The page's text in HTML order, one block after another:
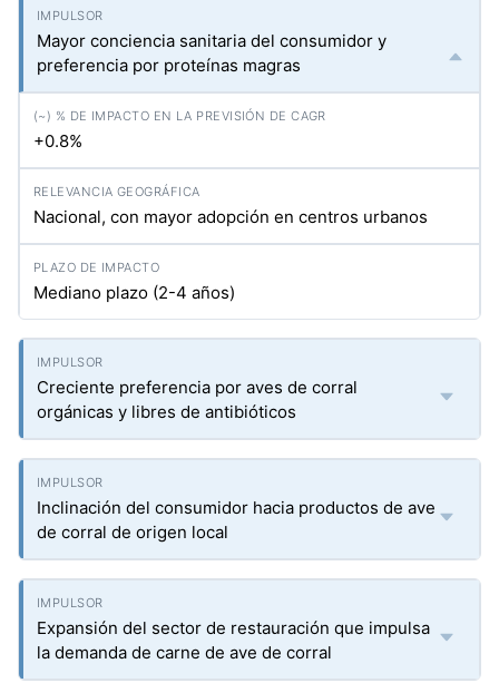
Mayor conciencia sanitaria del consumidor y
preferencia por proteínas magras
+0.8%
Nacional, con mayor adopción en centros urbanos
Mediano plazo (2-4 años)
Creciente preferencia por aves de corral
orgánicas y libres de antibióticos
Inclinación del consumidor hacia productos de ave
de corral de origen local
Expansión del sector de restauración que impulsa
la demanda de carne de ave de corral